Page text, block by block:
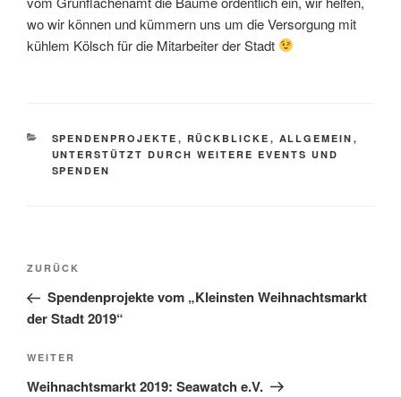
wo wir können und kümmern uns um die Versorgung mit
kühlem Kölsch für die Mitarbeiter der Stadt
KATEGORIEN
SPENDENPROJEKTE , RÜCKBLICKE , ALLGEMEIN ,
UNTERSTÜTZT DURCH WEITERE EVENTS UND
SPENDEN
Beitragsnavigation
Vorheriger
Beitrag
ZURÜCK
Spendenprojekte vom „Kleinsten Weihnachtsmarkt
der Stadt 2019“
Nächster
Beitrag
WEITER
Weihnachtsmarkt 2019: Seawatch e.V.